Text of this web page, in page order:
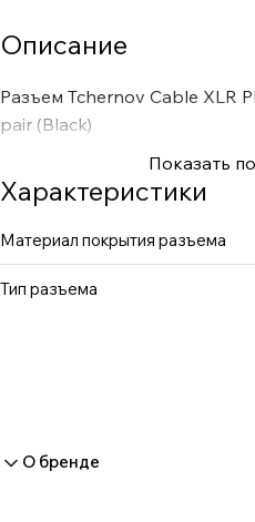
Описание
Разъем Tchernov Cable XLR
pair (Black)
Показать
Характеристики
Материал покрытия разъема
Тип разъема
О бренде